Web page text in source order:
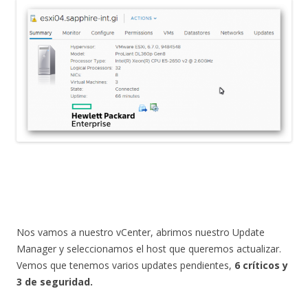
Nos vamos a nuestro vCenter, abrimos nuestro Update
Manager y seleccionamos el host que queremos actualizar.
Vemos que tenemos varios updates pendientes, 6 críticos y
3 de seguridad.